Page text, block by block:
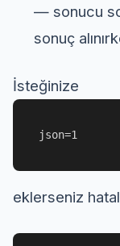
— sonucu
sonuç
İsteğinize
json=1
eklerseniz